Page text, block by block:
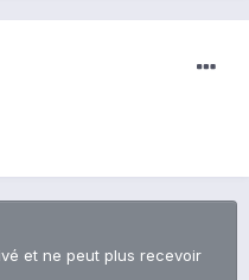
et ne peut plus recevoir